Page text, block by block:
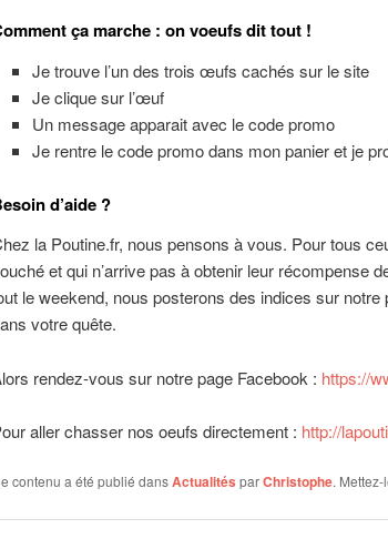
ça marche : on voeufs dit tout !
Je trouve l’un des trois œufs cachés sur le site
Je clique sur l’œuf
Un message apparait avec le code promo
Je rentre le code promo dans mon panier et je
d’aide ?
la Poutine.fr, nous pensons à vous. Pour tous
et qui n’arrive pas à obtenir leur récompense
le weekend, nous posterons des indices sur
votre quête.
rendez-vous sur notre page Facebook : https://
aller chasser nos oeufs directement : http://
contenu a été publié dansActualités parChristophe.